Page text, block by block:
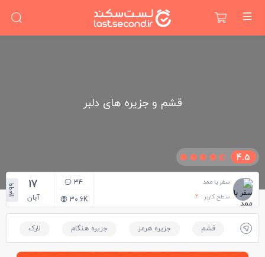
قشم و جزیره های دلبر
4.5
سفر با ممد
سطح کاربر : 2
34
30.6K
17
آبان
1399
قشم جزیره هرمز جزیره هنگام لارک